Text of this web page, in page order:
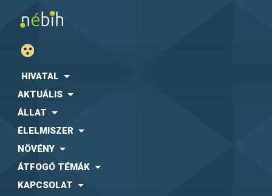
HIVATAL
AKTUÁLIS
ÁLLAT
ÉLELMISZER
NÖVÉNY
ÁTFOGÓ TÉMÁK
KAPCSOLAT